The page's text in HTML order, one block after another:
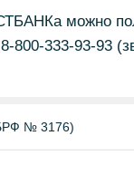
можно
800-333-93-93
№ 3176)